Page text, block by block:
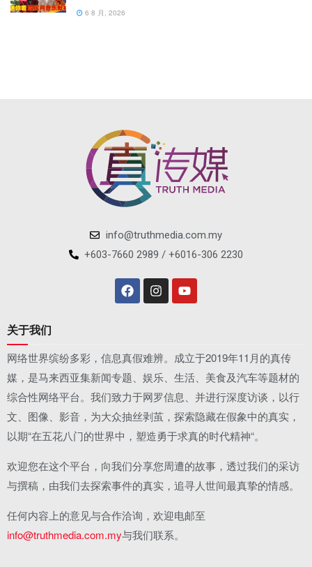
6 8 月, 2026
info@truthmedia.com.my
+603-7660 2989 / +6016-306 2230
关于我们
网络世界缤纷多彩，信息真假难辨。成立于2019年11月的真传
媒，是马来西亚集新闻专题、娱乐、生活、美食及汽车等题材的
综合性网络平台。我们致力于网罗信息、并进行深度访谈，以行
文、图像、影音，为大众抽丝剥茧，探索隐藏在假象中的真实，
以期“在五花八门的世界中，塑造勇于求真的时代精神“。
欢迎您在这个平台，向我们分享您周遭的故事，透过我们的采访
与撰稿，由我们去探索事件的真实，追寻人世间最真挚的情感。
任何内容上的意见与合作洽询，欢迎电邮至
info@truthmedia.com.my与我们联系。